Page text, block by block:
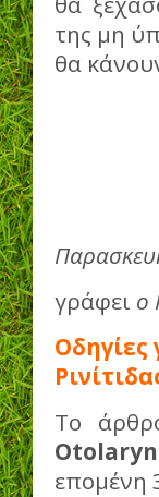
της μη
θα
γράφει ο
Οδηγίες
Το
επομένη